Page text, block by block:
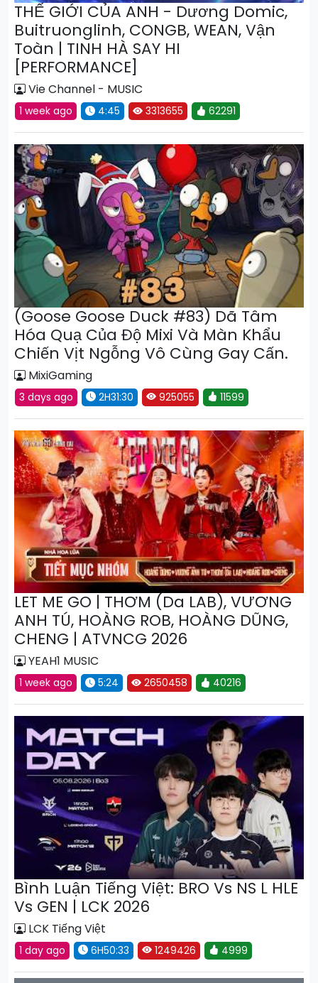
THẾ GIỚI CỦA ANH - Dương Domic,
Buitruonglinh, CONGB, WEAN, Vận
Toàn | TINH HÀ SAY HI
[PERFORMANCE]
Vie Channel - MUSIC
1 week ago 4:45 3313655 62291
(Goose Goose Duck #83) Dã Tâm
Hóa Quạ Của Độ Mixi Và Màn Khẩu
Chiến Vịt Ngỗng Vô Cùng Gay Cấn.
MixiGaming
3 days ago 2H31:30 925055 11599
LET ME GO | THƠM (Da LAB), VƯƠNG
ANH TÚ, HOÀNG ROB, HOÀNG DŨNG,
CHENG | ATVNCG 2026
YEAH1 MUSIC
1 week ago 5:24 2650458 40216
Bình Luận Tiếng Việt: BRO Vs NS L HLE
Vs GEN | LCK 2026
LCK Tiếng Việt
1 day ago 6H50:33 1249426 4999